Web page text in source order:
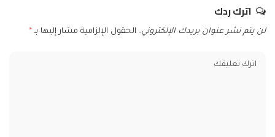
اترك ردك
لن يتم نشر عنوان بريدك الإلكتروني. الحقول الإلزامية مشار إليها بـ *